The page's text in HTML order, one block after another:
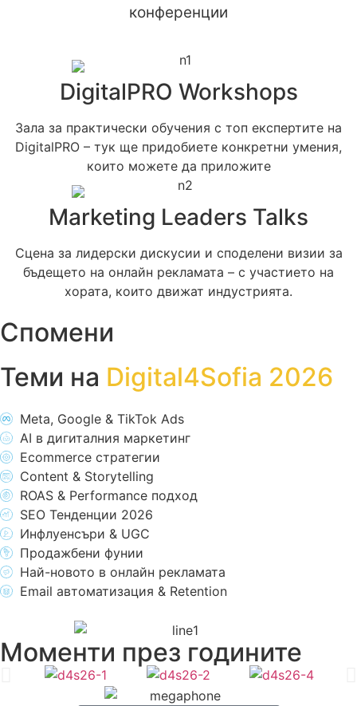
конференции
DigitalPRO Workshops
Зала за практически обучения с топ експертите на
DigitalPRO – тук ще придобиете конкретни умения,
които можете да приложите
Marketing Leaders Talks
Сцена за лидерски дискусии и споделени визии за
бъдещето на онлайн рекламата – с участието на
хората, които движат индустрията.
Спомени
Теми на Digital4Sofia 2026
Meta, Google & TikTok Ads
AI в дигиталния маркетинг
Ecommerce стратегии
Content & Storytelling
ROAS & Performance подход
SEO Тенденции 2026
Инфлуенсъри & UGC
Продажбени фунии
Най-новото в онлайн рекламата
Email автоматизация & Retention
Моменти през годините